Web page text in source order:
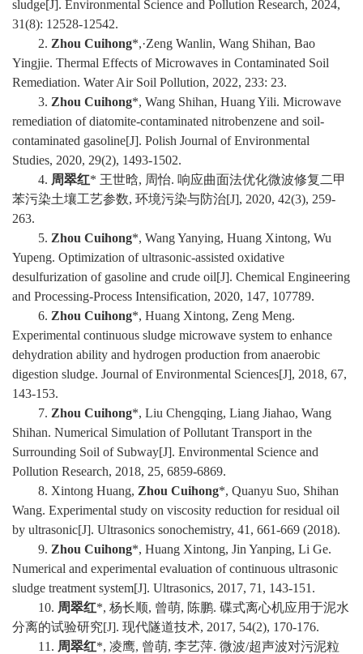
sludge[J]. Environmental Science and Pollution Research, 2024,
31(8): 12528-12542.
2. Zhou Cuihong*,·Zeng Wanlin, Wang Shihan, Bao
Yingjie. Thermal Effects of Microwaves in Contaminated Soil
Remediation. Water Air Soil Pollution, 2022, 233: 23.
3. Zhou Cuihong*, Wang Shihan, Huang Yili. Microwave
remediation of diatomite-contaminated nitrobenzene and soil-
contaminated gasoline[J]. Polish Journal of Environmental
Studies, 2020, 29(2), 1493-1502.
4. 周翠红* 王世晗, 周怡. 响应曲面法优化微波修复二甲
苯污染土壤工艺参数, 环境污染与防治[J], 2020, 42(3), 259-
263.
5. Zhou Cuihong*, Wang Yanying, Huang Xintong, Wu
Yupeng. Optimization of ultrasonic-assisted oxidative
desulfurization of gasoline and crude oil[J]. Chemical Engineering
and Processing-Process Intensification, 2020, 147, 107789.
6. Zhou Cuihong*, Huang Xintong, Zeng Meng.
Experimental continuous sludge microwave system to enhance
dehydration ability and hydrogen production from anaerobic
digestion sludge. Journal of Environmental Sciences[J], 2018, 67,
143-153.
7. Zhou Cuihong*, Liu Chengqing, Liang Jiahao, Wang
Shihan. Numerical Simulation of Pollutant Transport in the
Surrounding Soil of Subway[J]. Environmental Science and
Pollution Research, 2018, 25, 6859-6869.
8. Xintong Huang, Zhou Cuihong*, Quanyu Suo, Shihan
Wang. Experimental study on viscosity reduction for residual oil
by ultrasonic[J]. Ultrasonics sonochemistry, 41, 661-669 (2018).
9. Zhou Cuihong*, Huang Xintong, Jin Yanping, Li Ge.
Numerical and experimental evaluation of continuous ultrasonic
sludge treatment system[J]. Ultrasonics, 2017, 71, 143-151.
10. 周翠红*, 杨长顺, 曾萌, 陈鹏. 碟式离心机应用于泥水
分离的试验研究[J]. 现代隧道技术, 2017, 54(2), 170-176.
11. 周翠红*, 凌鹰, 曾萌, 李艺萍. 微波/超声波对污泥粒